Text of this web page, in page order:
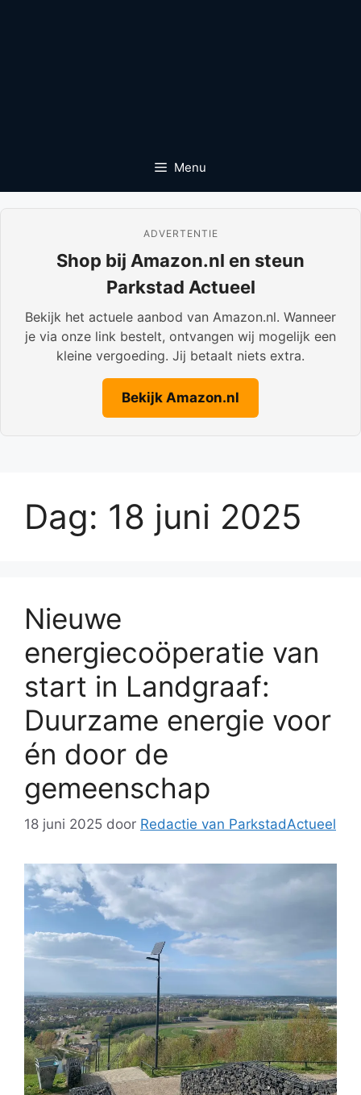
Menu
ADVERTENTIE
Shop bij Amazon.nl en steun
Parkstad Actueel
Bekijk het actuele aanbod van Amazon.nl. Wanneer
je via onze link bestelt, ontvangen wij mogelijk een
kleine vergoeding. Jij betaalt niets extra.
Bekijk Amazon.nl
Dag: 18 juni 2025
Nieuwe
energiecoöperatie van
start in Landgraaf:
Duurzame energie voor
én door de
gemeenschap
18 juni 2025 door Redactie van ParkstadActueel